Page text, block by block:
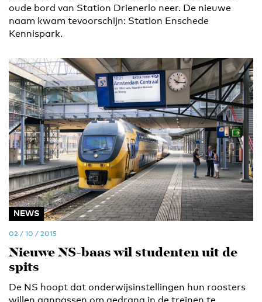
oude bord van Station Drienerlo neer. De nieuwe
naam kwam tevoorschijn: Station Enschede
Kennispark.
NEWS
02 / 10 / 2015
Nieuwe NS-baas wil studenten uit de
spits
De NS hoopt dat onderwijsinstellingen hun roosters
willen aanpassen om gedrang in de treinen te